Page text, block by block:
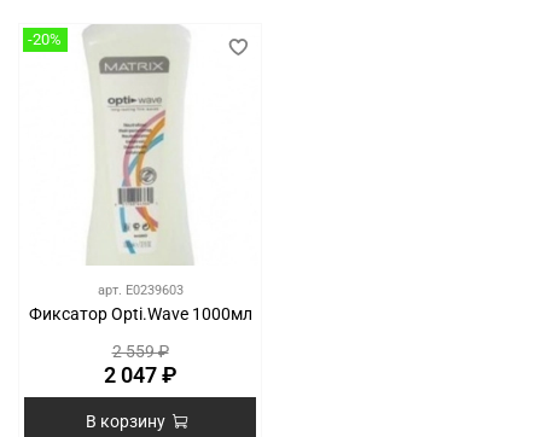
-20%
арт. E0239603
Фиксатор Opti.Wave 1000мл
2 559 ₽
2 047 ₽
В корзину